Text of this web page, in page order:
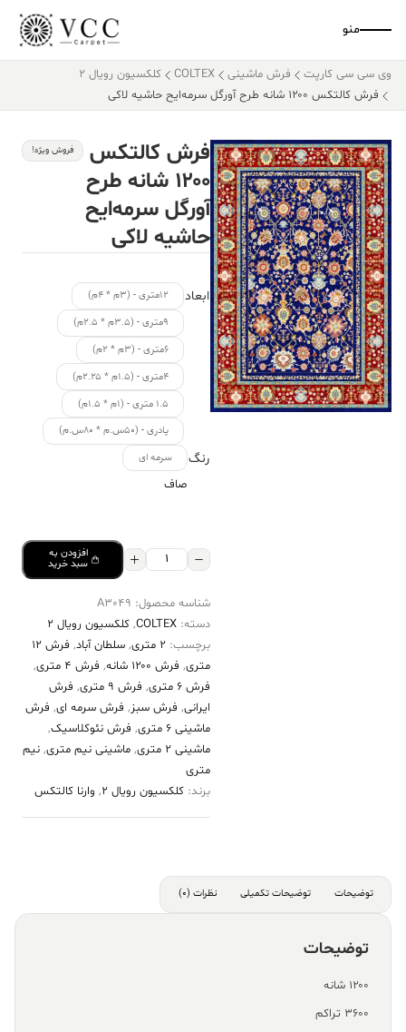
منو
وی سی سی کارپت فرش ماشینی COLTEX
کلکسیون رویال 2
فرش کالتکس ۱۲۰۰ شانه طرح آورگل سرمه‌ایح حاشیه لاکی
فرش کالتکس
۱۲۰۰ شانه طرح
آورگل سرمه‌ایح
حاشیه لاکی
فروش ویژه!
ابعاد
۱۲متری - (۳م * ۴م)
۹متری - (۳.۵م * ۲.۵م)
۶متری - (۳م * ۲م)
۴متری - (۱.۵م * ۲.۲۵م)
۱.۵ متری - (۱م * ۱.۵م)
پادری - (۵۰س.م * ۸۰س.م)
رنگ سرمه ای
صاف
فرش
۱۲۰۰
طرح
آورگل
سرمه‌ایح
حاشیه
لاکی
عدد
افزودن به
سبد خرید
شناسه محصول: A3049
دسته: COLTEX
, کلکسیون رویال 2
برچسب: 2 متری , سلطان آباد,
فرش 12
متری, فرش ۱۲۰۰ شانه , فرش 4 متری
,
فرش 6 متری
, فرش 9 متری , فرش
ایرانی, فرش سبز, فرش سرمه ای, فرش
ماشینی 6 متری
, فرش نئوکلاسیک,
ماشینی 2 متری
, ماشینی نیم متری, نیم
متری
برند: کلکسیون رویال 2 , وارنا کالتکس
توضیحات توضیحات تکمیلی نظرات (0)
توضیحات
۱۲۰۰ شانه
۳۶۰۰ تراکم